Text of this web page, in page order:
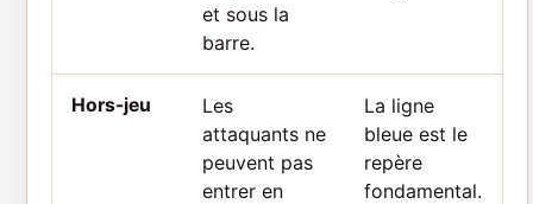
et sous la
barre.
Hors-jeu
Les
attaquants ne
peuvent pas
entrer en
La ligne
bleue est le
repère
fondamental.